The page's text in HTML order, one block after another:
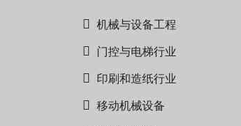
机械与设备工程
门控与电梯行业
印刷和造纸行业
移动机械设备